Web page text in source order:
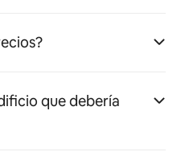
que debería